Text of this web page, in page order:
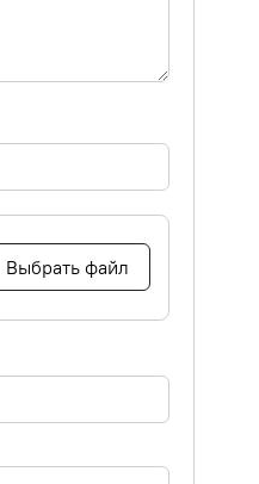
Выбрать файл